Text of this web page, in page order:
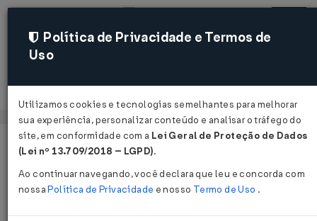
Acessar
Página Inicial
Legislações
Política de Privacidade e Termos de
Uso
Utilizamos cookies e tecnologias semelhantes para melhorar
sua experiência, personalizar conteúdo e analisar o tráfego do
site, em conformidade com a Lei Geral de Proteção de Dados
(Lei nº 13.709/2018 – LGPD).
Ao continuar navegando, você declara que leu e concorda com
nossaPolítica de Privacidade e nosso Termo de Uso .